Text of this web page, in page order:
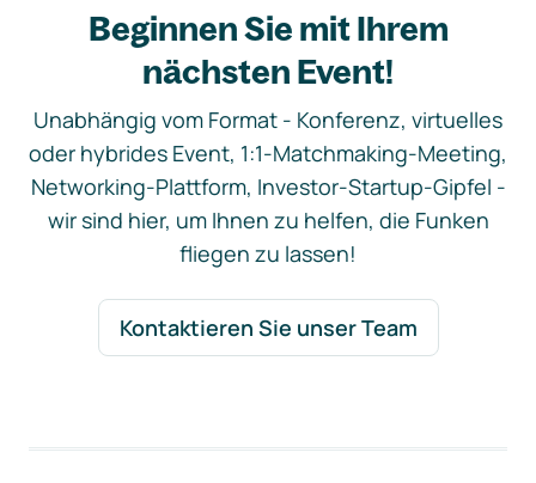
Beginnen Sie mit Ihrem
nächsten Event!
Unabhängig vom Format - Konferenz, virtuelles
oder hybrides Event, 1:1-Matchmaking-Meeting,
Networking-Plattform, Investor-Startup-Gipfel -
wir sind hier, um Ihnen zu helfen, die Funken
fliegen zu lassen!
Kontaktieren Sie unser Team